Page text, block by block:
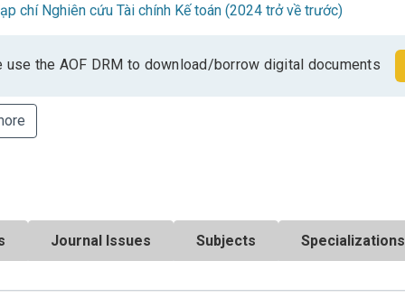
chí Nghiên cứu Tài chính Kế toán (2024 trở về trước)
use the AOF DRM to download/borrow digital documents
Journal Issues Subjects Specializations